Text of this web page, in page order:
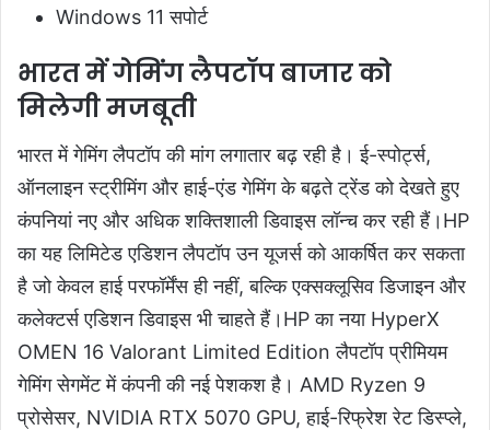
Windows 11 सपोर्ट
भारत में गेमिंग लैपटॉप बाजार को
मिलेगी मजबूती
भारत में गेमिंग लैपटॉप की मांग लगातार बढ़ रही है। ई-स्पोर्ट्स,
ऑनलाइन स्ट्रीमिंग और हाई-एंड गेमिंग के बढ़ते ट्रेंड को देखते हुए
कंपनियां नए और अधिक शक्तिशाली डिवाइस लॉन्च कर रही हैं।HP
का यह लिमिटेड एडिशन लैपटॉप उन यूजर्स को आकर्षित कर सकता
है जो केवल हाई परफॉर्मेंस ही नहीं, बल्कि एक्सक्लूसिव डिजाइन और
कलेक्टर्स एडिशन डिवाइस भी चाहते हैं।HP का नया HyperX
OMEN 16 Valorant Limited Edition लैपटॉप प्रीमियम
गेमिंग सेगमेंट में कंपनी की नई पेशकश है। AMD Ryzen 9
प्रोसेसर, NVIDIA RTX 5070 GPU, हाई-रिफ्रेश रेट डिस्प्ले,